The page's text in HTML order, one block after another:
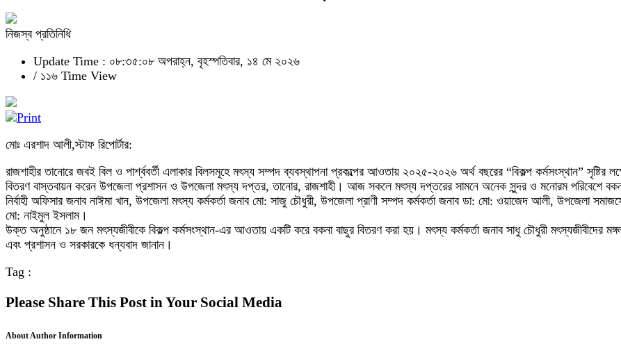
নিজস্ব প্রতিনিধি
Update Time : ০৮:৩৫:০৮ অপরাহ্ন, বৃহস্পতিবার, ১৪ মে ২০২৬
/ ১১৬ Time View
মোঃ এরশাদ আলী,স্টাফ রিপোর্টার:
রাজশাহীর তানোরে জবই বিল ও পার্শ্ববর্তী এলাকার বিলসমূহে মৎস্য সম্পদ ব্যবস্থাপনা প্রকল্পের আওতায় ২০২৫-২০২৬ অর্থ বছরের “বিকল্প কর্মসংস্থান”
বিতরণ বাস্তবায়ন করেন উপজেলা প্রশাসন ও উপজেলা মৎস্য দপ্তর, তানোর, রাজশাহী। আজ সকলে মৎস্য দপ্তরের সামনে অনেক সুন্দর ও মনোরম পরিবেশে
নির্বাহী অফিসার জনাব নাঈমা খান, উপজেলা মৎস্য কর্মকর্তা জনাব মো: সাজু চৌধুরী, উপজেলা প্রাণী সম্পদ কর্মকর্তা জনাব ডা: মো: ওয়াজেদ আলী, উপজেলা
মো: নাইমুল ইসলাম।
উক্ত অনুষ্ঠানে ১৮ জন মৎস্যজীবীকে বিকল্প কর্মসংস্থান-এর আওতায় একটি করে বকনা বাছুর বিতরণ করা হয়। মৎস্য কর্মকর্তা জনাব সাধু চৌধুরী মৎস্যজীবীদের
এবং প্রশাসন ও সরকারকে ধন্যবাদ জানান।
Tag :
Please Share This Post in Your Social Media
About Author Information